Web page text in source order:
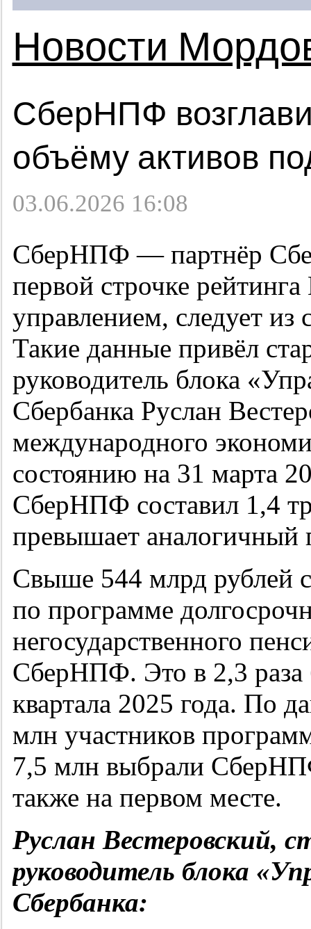
Новости
СберНПФ
объёму активов
03.06.2026 16:08
СберНПФ — партнёр
первой строчке
управлением, следует из
Такие данные привёл
руководитель блока
Сбербанка Руслан
международного
состоянию на 31 марта
СберНПФ составил 1,4
превышает аналогичный
Свыше 544 млрд рублей
по программе
негосударственного
СберНПФ. Это в 2,3 раза
квартала 2025 года. По
млн участников
7,5 млн выбрали
также на первом месте.
Руслан Вестеровский,
руководитель блока
Сбербанка: